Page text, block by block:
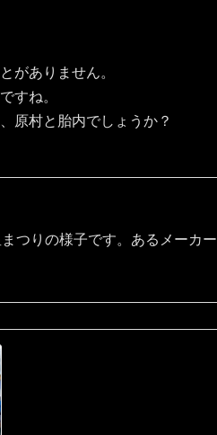
がありません。
すね。
原村と胎内でしょうか？
つりの様子です。あるメーカ